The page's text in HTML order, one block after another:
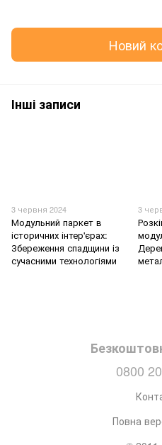
Новий
Інші записи
3 червня 2024
Модульний паркет в
історичних інтер'єрах:
Збереження спадщини із
сучасними технологіями
3
0800
Повна